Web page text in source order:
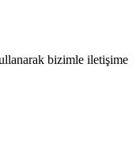
bizimle iletişime